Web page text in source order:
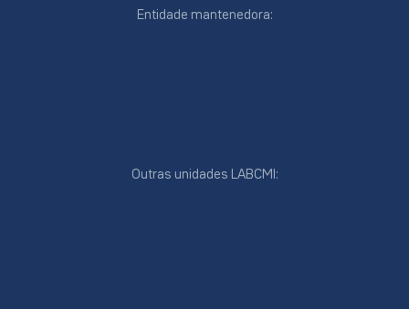
Entidade mantenedora:
Outras unidades LABCMI: